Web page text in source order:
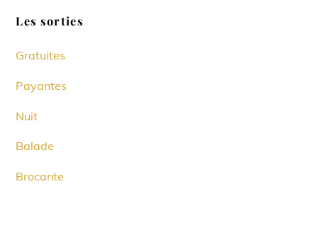
Les sorties
Gratuites
Payantes
Nuit
Balade
Brocante